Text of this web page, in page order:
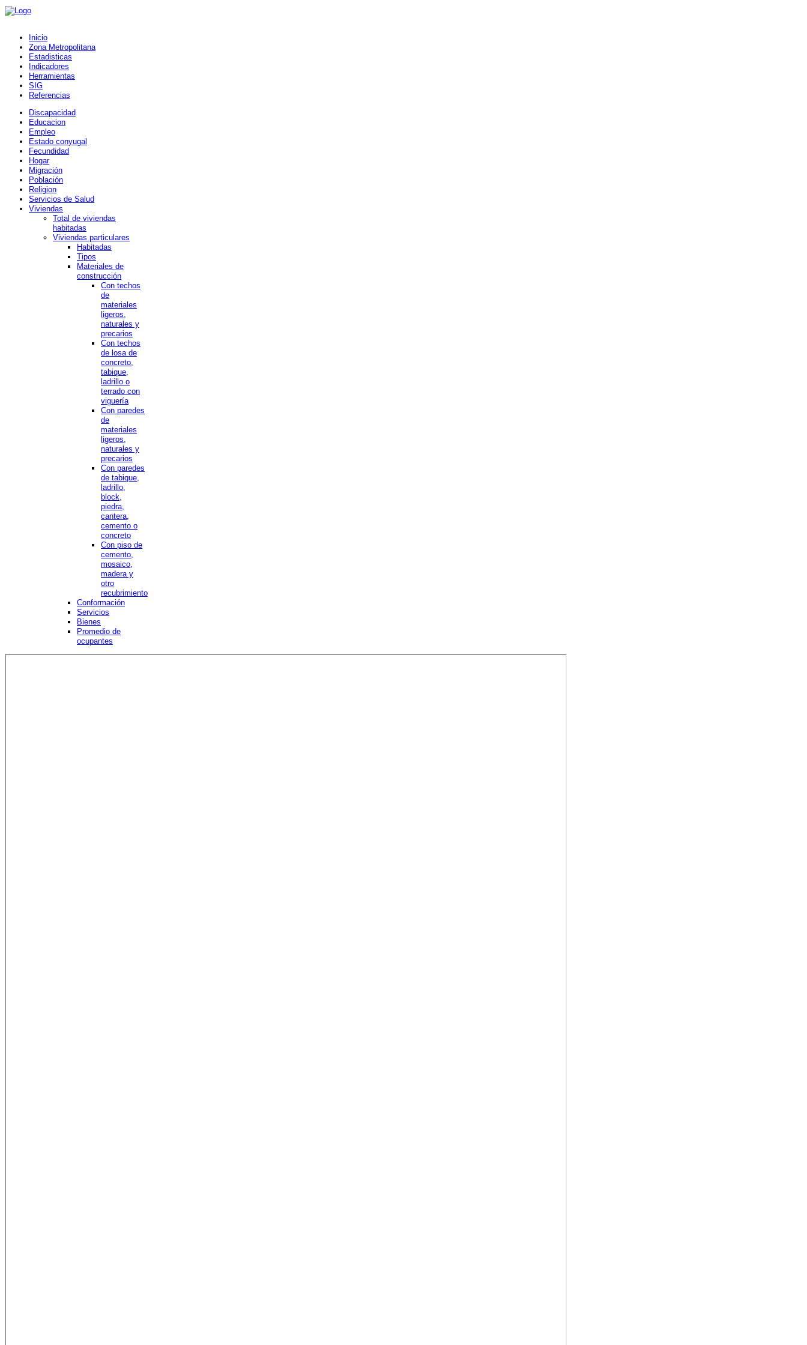
Inicio
Zona Metropolitana
Estadisticas
Indicadores
Herramientas
SIG
Referencias
Discapacidad
Educacion
Empleo
Estado conyugal
Fecundidad
Hogar
Migración
Población
Religion
Servicios de Salud
Viviendas
Total de viviendas
habitadas
Viviendas particulares
Habitadas
Tipos
Materiales de
construcción
Con techos
de
materiales
ligeros,
naturales y
precarios
Con techos
de losa de
concreto,
tabique,
ladrillo o
terrado con
viguería
Con paredes
de
materiales
ligeros,
naturales y
precarios
Con paredes
de tabique,
ladrillo,
block,
piedra,
cantera,
cemento o
concreto
Con piso de
cemento,
mosaico,
madera y
otro
recubrimiento
Conformación
Servicios
Bienes
Promedio de
ocupantes